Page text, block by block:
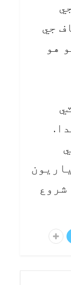
جي
هو
شروع